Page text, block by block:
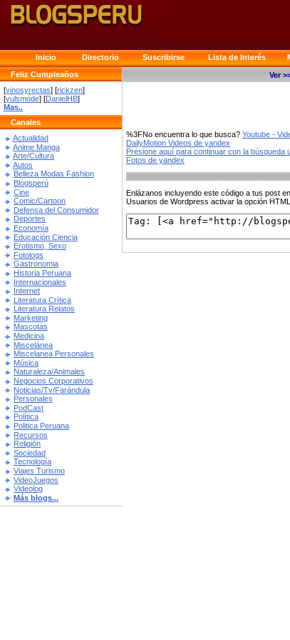
Inicio Directorio Suscribirse Lista de Interés
Feliz Cumpleaños
[vinosyrectas] [rickzen]
[yulsmode] [DanielHB]
Mas..
Canales
Actualidad
Anime Manga
Arte/Cultura
Autos
Belleza Modas Fashion
Blogsperú
Cine
Comic/Cartoon
Defensa del Consumidor
Deportes
Economía
Educación Ciencia
Erotismo, Sexo
Fotologs
Gastronomia
Historia Peruana
Internacionales
Internet
Literatura Crítica
Literatura Relatos
Marketing
Mascotas
Medicina
Miscelánea
Miscelanea Personales
Música
Naturaleza/Animales
Negocios Corporativos
Noticias/Tv/Farándula
Personales
PodCast
Política
Politica Peruana
Recursos
Religión
Sociedad
Tecnología
Viajes Turismo
VideoJuegos
Videolog
Más blogs...
Ver
%3FNo encuentra lo que busca? Youtube -
DailyMotion Videos de yandex
Presione aquí para continuar con la búsqueda
Fotos de yandex
Enlázanos incluyendo este código a tus post
Usuarios de Wordpress activar la opción